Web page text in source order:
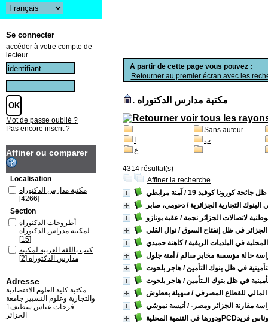
A partir de cette page vous pouvez :
Retourner au premier écran avec les
. مكتبة مدارس الدكتوراه
Sans auteur
ا
ب
ع
4314 résultat(s)
Affiner la recherche
جائحة كورونا كوفيد 19
/ آمنة مرابطي
التجارية الجزائرية / دحومي، صابر
لاتصالات الجزائر نجمة / عقبة بونازو
الجزائر في ظل إنفتاح السوق/ نوال القلي
في البلديات الريفية / كاهنة حميدي
حالة مؤسسة مخابر سالم / أمنة جلول
في ظل بنوك التأمين / هاجر بلحوت
في ظل بنوك الـتأمين / هاجر بلحوت
المالي للقطاع المصرفي/ سهيلة بعطوش
مقارنة الجزائر ومصر-/ أنيسة نموشي
فريد
Se connecter
accéder à votre compte de
lecteur
Mot de passe oublié ?
Pas encore inscrit ?
Affiner ou comparer
Localisation
مكتبة مدارس الدكتوراه
[4266]
Section
أطروحات الدكتوراه
لمكتبة مدراس الدكتوراه
[15]
كتب باللغة العربية لمكتبة
مدارس الدكتوراه [2]
Adresse
مكتبة كلية العلوم الاقتصادية
والتجارية وعلوم التسيير جامعة
فرحات عباس سطيف1
الجزائر